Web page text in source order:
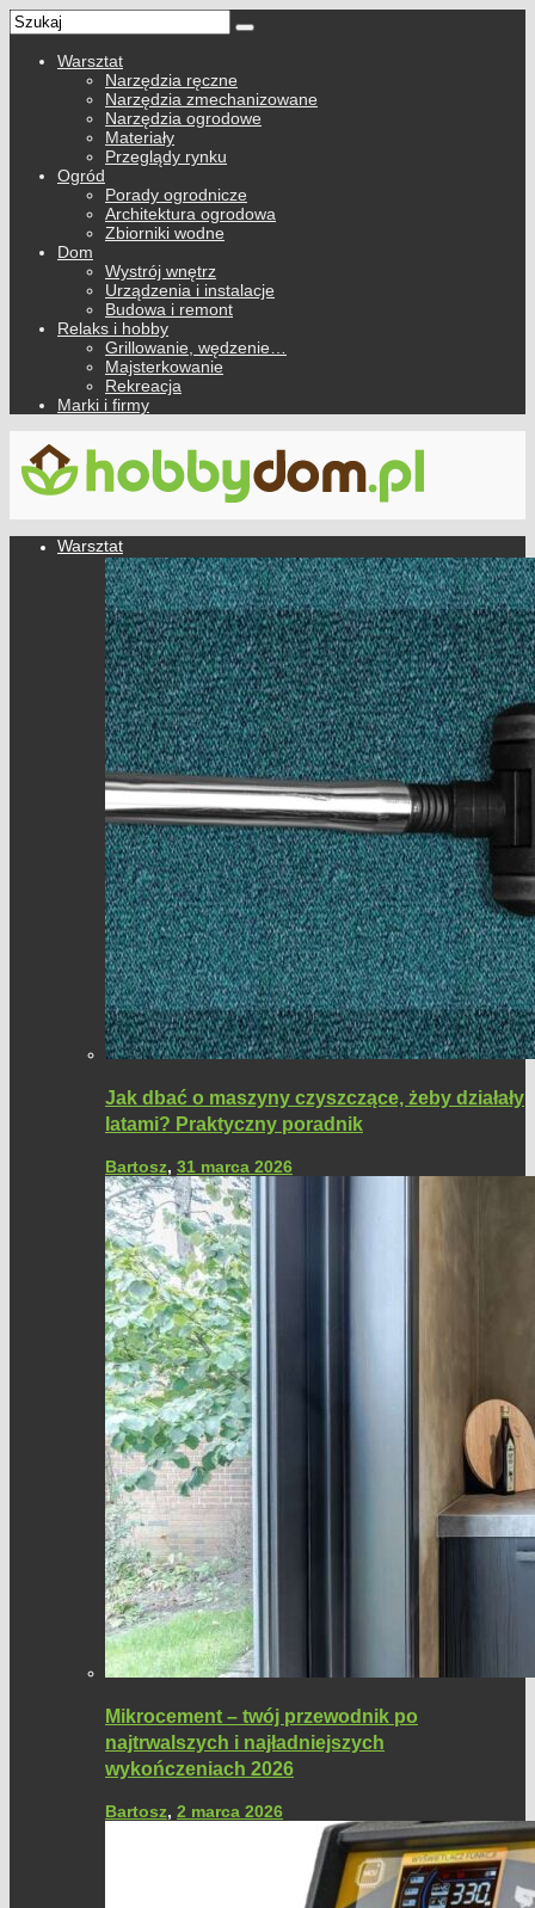
Warsztat
Narzędzia ręczne
Narzędzia zmechanizowane
Narzędzia ogrodowe
Materiały
Przeglądy rynku
Ogród
Porady ogrodnicze
Architektura ogrodowa
Zbiorniki wodne
Dom
Wystrój wnętrz
Urządzenia i instalacje
Budowa i remont
Relaks i hobby
Grillowanie, wędzenie…
Majsterkowanie
Rekreacja
Marki i firmy
Warsztat
Jak dbać o maszyny czyszczące, żeby działały
latami? Praktyczny poradnik
Bartosz, 31 marca 2026
Mikrocement – twój przewodnik po
najtrwalszych i najładniejszych
wykończeniach 2026
Bartosz, 2 marca 2026